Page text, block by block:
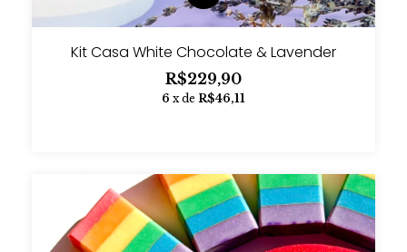
Kit Casa White Chocolate & Lavender
R$229,90
6 x de R$46,11